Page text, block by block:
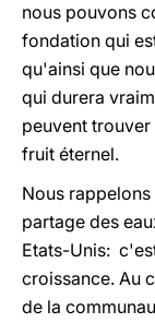
nous pouvons
fondation qui
qu'ainsi que
qui durera
peuvent
fruit éternel.
Nous
partage des
Etats-Unis:
croissance. Au
de la